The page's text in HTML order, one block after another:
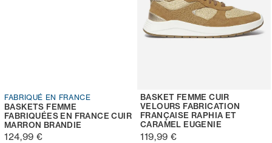
FABRIQUÉ EN FRANCE
BASKETS FEMME
FABRIQUÉES EN FRANCE CUIR
MARRON BRANDIE
124,99 €
BASKET FEMME CUIR
VELOURS FABRICATION
FRANÇAISE RAPHIA ET
CARAMEL EUGENIE
119,99 €